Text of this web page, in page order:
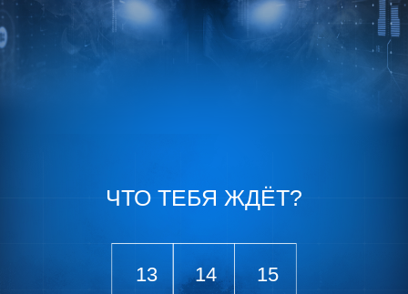
ЧТО ТЕБЯ ЖДЁТ?
15
14
13